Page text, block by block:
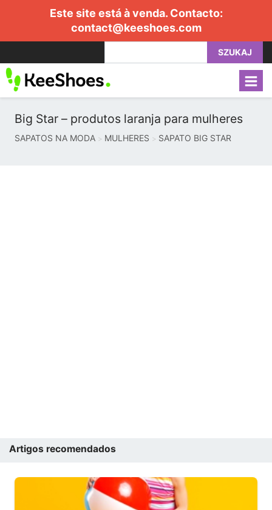
Este site está à venda. Contacto:
contact@keeshoes.com
SZUKAJ
Big Star – produtos laranja para mulheres
SAPATOS NA MODA MULHERES SAPATO BIG STAR
Artigos recomendados